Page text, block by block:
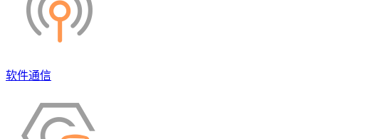
软件通信